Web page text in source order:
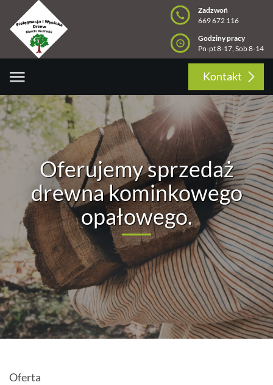
Zadzwoń
669 672 116
Godziny pracy
Pn-pt 8-17, Sob 8-14
Kontakt
Oferujemy sprzedaż
drewna kominkowego
opałowego.
Oferta